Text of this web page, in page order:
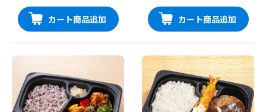
カート商品追加 カート商品追加